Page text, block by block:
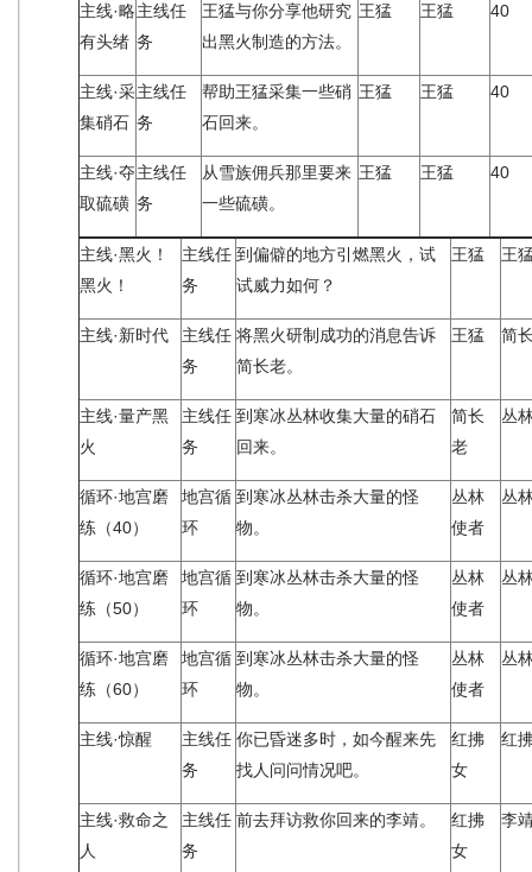
主线·略
有头绪
主线任
务
王猛与你分享他研究
出黑火制造的方法。
王猛 王猛 40
主线·采
集硝石
主线任
务
帮助王猛采集一些硝
石回来。
王猛 王猛 40
主线·夺
取硫磺
主线任
务
从雪族佣兵那里要来
一些硫磺。
王猛 王猛 40
主线·黑火！
黑火！
主线任
务
到偏僻的地方引燃黑火，试
试威力如何？
王猛 王
主线·新时代
主线任
务
将黑火研制成功的消息告诉
简长老。
王猛 简
主线·量产黑
火
主线任
务
到寒冰丛林收集大量的硝石
回来。
简长
老
丛
循环·地宫磨
练（40）
地宫循
环
到寒冰丛林击杀大量的怪
物。
丛林
使者
丛
循环·地宫磨
练（50）
地宫循
环
到寒冰丛林击杀大量的怪
物。
丛林
使者
丛
循环·地宫磨
练（60）
地宫循
环
到寒冰丛林击杀大量的怪
物。
丛林
使者
丛
主线·惊醒
主线任
务
你已昏迷多时，如今醒来先
找人问问情况吧。
红拂
女
红
主线·救命之
人
主线任
务
前去拜访救你回来的李靖。
红拂
女
李